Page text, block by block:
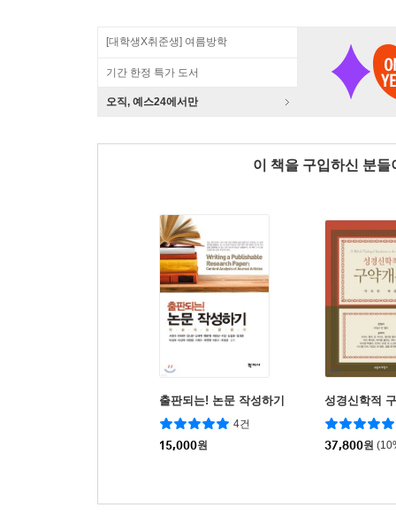
[대학생X취준생] 여름방학
기간 한정 특가 도서
오직, 예스24에서만
이 책을 구입하신 분
출판되는! 논문 작성하기
4건
15,000원
성경신학적
37,800원